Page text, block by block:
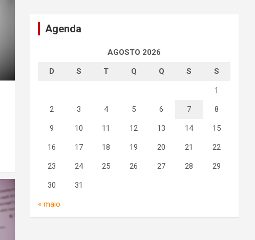
Agenda
AGOSTO 2026
D S T Q Q S S
1
2 3 4 5 6 7 8
9 10 11 12 13 14 15
16 17 18 19 20 21 22
23 24 25 26 27 28 29
30 31
« maio